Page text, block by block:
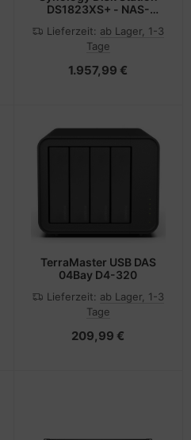
DS1823XS+ - NAS-
Lieferzeit: ab Lager, 1-3
Tage
1.957,99 €
TerraMaster USB DAS
04Bay D4-320
Lieferzeit: ab Lager, 1-3
Tage
209,99 €